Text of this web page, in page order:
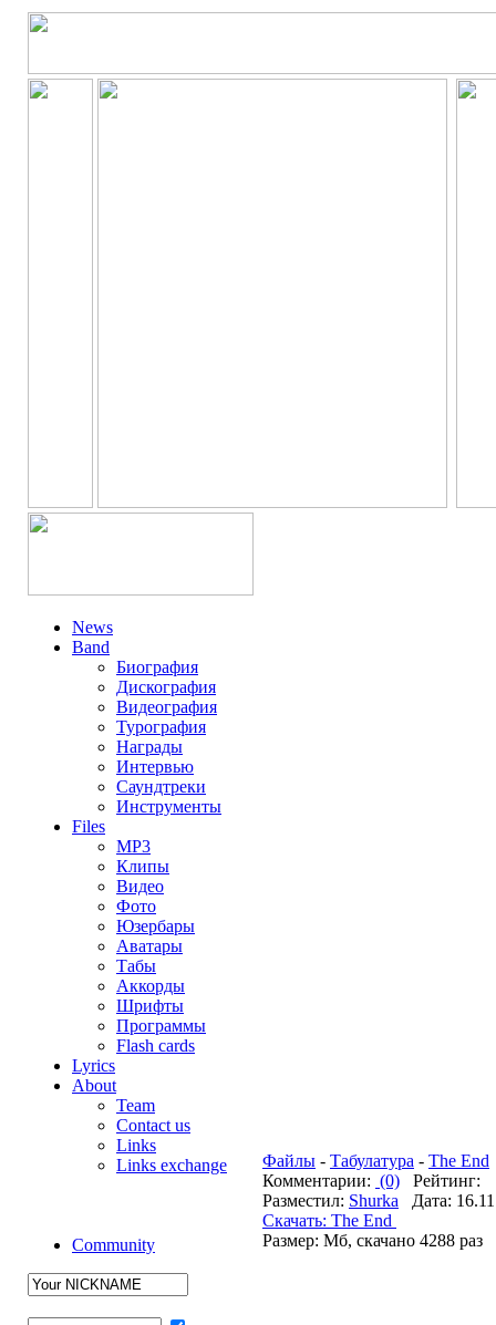
News
Band
Биография
Дискография
Видеография
Турография
Награды
Интервью
Саундтреки
Инструменты
Files
MP3
Клипы
Видео
Фото
Юзербары
Аватары
Табы
Аккорды
Шрифты
Программы
Flash cards
Lyrics
About
Team
Contact us
Links
Links exchange
Community
Файлы - Табулатура - The End
Комментарии: (0) Рейтинг:
Разместил: Shurka Дата:
Cкачать: The End
Размер: Мб, скачано 4288 раз